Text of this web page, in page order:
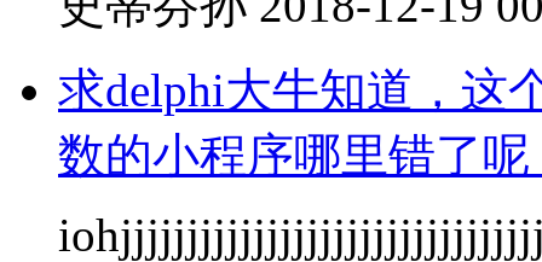
求delphi大牛知道，这
数的小程序哪里错了呢